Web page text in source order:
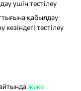
үшін тестілеу
қабылдау
тестілеу
жеке